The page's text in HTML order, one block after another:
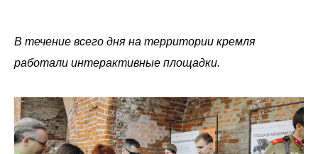
В течение всего дня на территории кремля
работали интерактивные площадки.